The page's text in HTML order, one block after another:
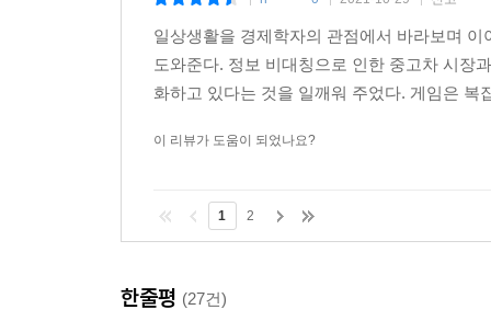
일상생활을 경제학자의 관점에서 바라보며
도와준다. 정보 비대칭으로 인한 중고차 시장
화하고 있다는 것을 일깨워 주었다. 게임은
이 리뷰가 도움이 되었나요?
1 2
한줄평 (27건)